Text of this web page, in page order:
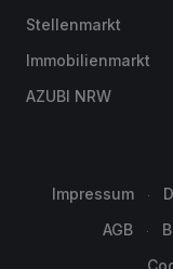
Stellenmarkt
Immobilienmarkt
AZUBI NRW
Impressum
AGB